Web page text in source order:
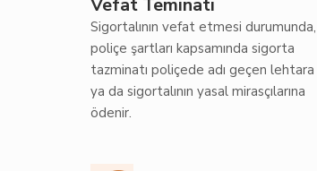
Vefat Teminatı
Sigortalının vefat etmesi durumunda,
poliçe şartları kapsamında sigorta
tazminatı poliçede adı geçen lehtara
ya da sigortalının yasal mirasçılarına
ödenir.